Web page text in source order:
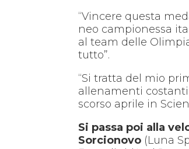
“Vincere questa
neo campionessa
al team delle
tutto”.
“Si tratta del mio
allenamenti
scorso aprile in
Si passa poi alla
Sorcionovo (Luna